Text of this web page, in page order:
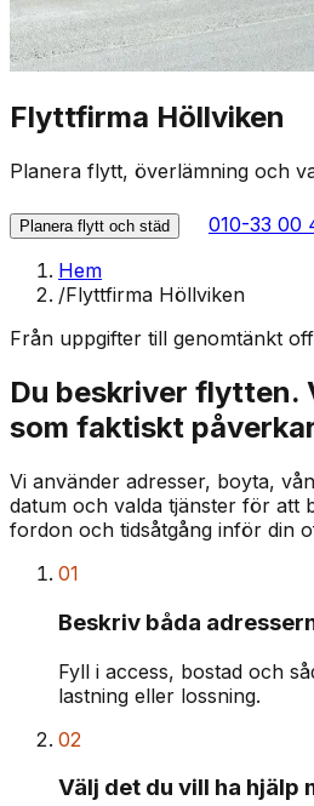
Flyttfirma Höllviken
Planera flytt, överlämning och
Planera flytt och städ
010-33 00
Hem
/Flyttfirma Höllviken
Från uppgifter till genomtänkt
Du beskriver flytten.
som faktiskt
Vi använder adresser, boyta,
datum och valda tjänster för att
fordon och tidsåtgång inför din
01
Beskriv båda
Fyll i access, bostad och
lastning eller lossning.
02
Välj det du vill ha hjälp